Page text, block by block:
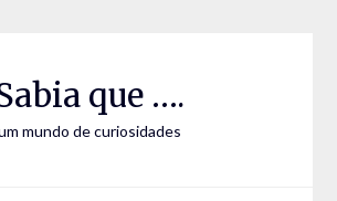
que ….
mundo de curiosidades